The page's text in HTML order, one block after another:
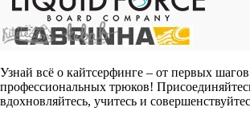
Узнай всё о кайтсерфинге – от первых
профессиональных трюков!
вдохновляйтесь, учитесь и